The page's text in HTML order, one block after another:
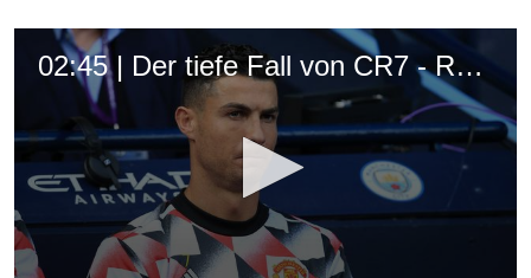
02:45 | Der tiefe Fall von CR7 - Ronaldos Weg zum Bankwärmer